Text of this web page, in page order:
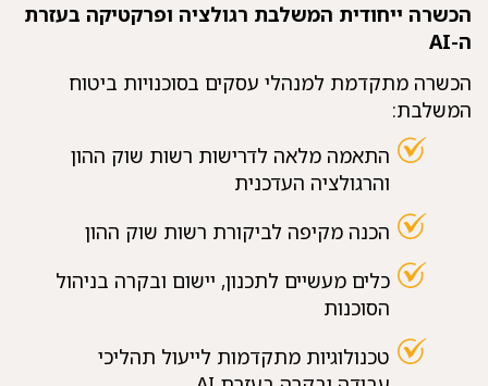
הכשרה ייחודית המשלבת רגולציה ופרקטיקה בעזרת
ה-AI
הכשרה מתקדמת למנהלי עסקים בסוכנויות ביטוח
המשלבת:
התאמה מלאה לדרישות רשות שוק ההון
והרגולציה העדכנית
הכנה מקיפה לביקורת רשות שוק ההון
כלים מעשיים לתכנון, יישום ובקרה בניהול
הסוכנות
טכנולוגיות מתקדמות לייעול תהליכי